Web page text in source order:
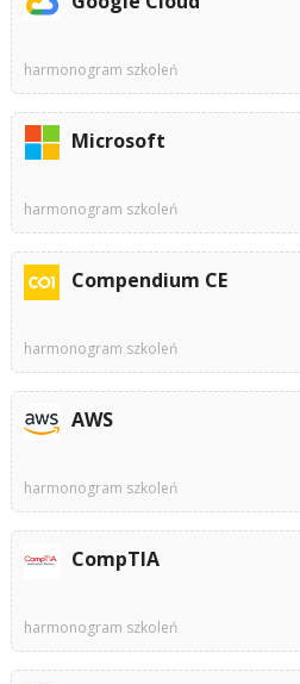
harmonogram szkoleń
Microsoft
harmonogram szkoleń
Compendium CE
harmonogram szkoleń
AWS
harmonogram szkoleń
CompTIA
harmonogram szkoleń